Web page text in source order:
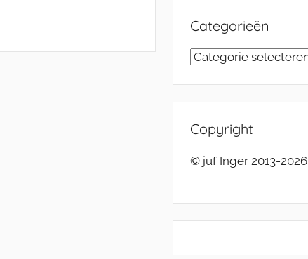
Categorieën
Categorieën
Copyright
© juf Inger 2013-2026